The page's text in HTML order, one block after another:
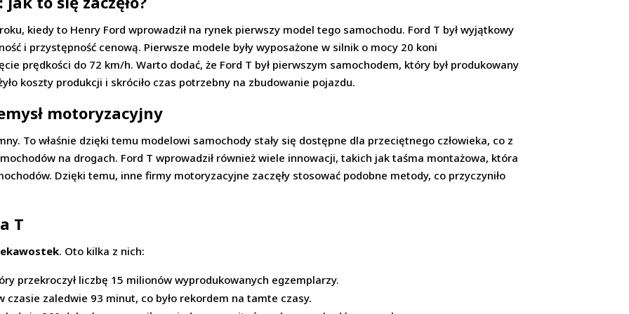
kiedy to Henry Ford wprowadził na rynek pierwszy model tego samochodu. Ford T był wyjątkowy
i przystępność cenową. Pierwsze modele były wyposażone w silnik o mocy 20 koni
prędkości do 72 km/h. Warto dodać, że Ford T był pierwszym samochodem, który był produkowany
koszty produkcji i skróciło czas potrzebny na zbudowanie pojazdu.
motoryzacyjny
To właśnie dzięki temu modelowi samochody stały się dostępne dla przeciętnego człowieka, co z
na drogach. Ford T wprowadził również wiele innowacji, takich jak taśma montażowa, która
Dzięki temu, inne firmy motoryzacyjne zaczęły stosować podobne metody, co przyczyniło
T
. Oto kilka z nich:
przekroczył liczbę 15 milionów wyprodukowanych egzemplarzy.
czasie zaledwie 93 minut, co było rekordem na tamte czasy.